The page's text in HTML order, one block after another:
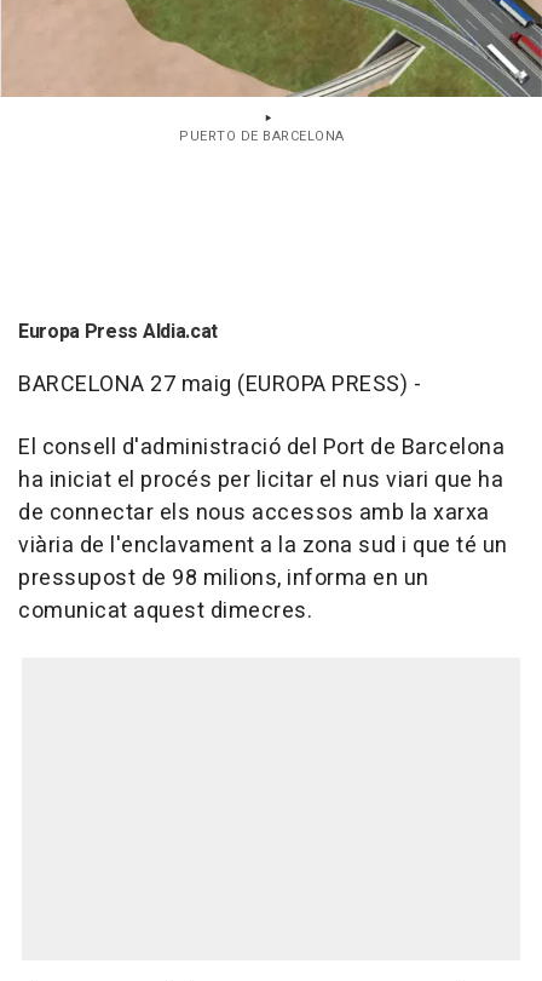
PUERTO DE BARCELONA
Europa Press Aldia.cat
BARCELONA 27 maig (EUROPA PRESS) -
El consell d'administració del Port de Barcelona
ha iniciat el procés per licitar el nus viari que ha
de connectar els nous accessos amb la xarxa
viària de l'enclavament a la zona sud i que té un
pressupost de 98 milions, informa en un
comunicat aquest dimecres.